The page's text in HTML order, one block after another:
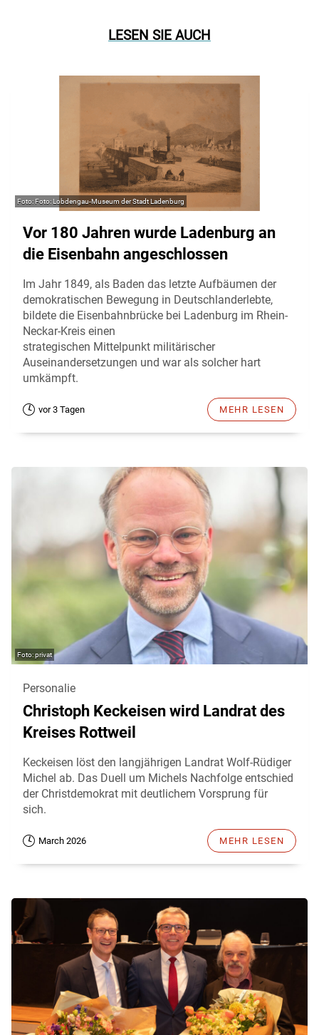
LESEN SIE AUCH
Foto: Lobdengau-Museum der Stadt Ladenburg
Vor 180 Jahren wurde Ladenburg an
die Eisenbahn angeschlossen
Im Jahr 1849, als Baden das letzte Aufbäumen der
demokratischen Bewegung in Deutschlanderlebte,
bildete die Eisenbahnbrücke bei Ladenburg im Rhein-
Neckar-Kreis einen
strategischen Mittelpunkt militärischer
Auseinandersetzungen und war als solcher hart
umkämpft.
vor 3 Tagen MEHR LESEN
privat
Personalie
Christoph Keckeisen wird Landrat des
Kreises Rottweil
Keckeisen löst den langjährigen Landrat Wolf-Rüdiger
Michel ab. Das Duell um Michels Nachfolge entschied
der Christdemokrat mit deutlichem Vorsprung für
sich.
March 2026 MEHR LESEN